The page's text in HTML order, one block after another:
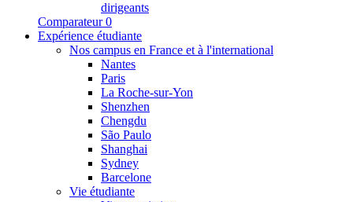
dirigeants
Comparateur 0
Expérience étudiante
Nos campus en France et à l'international
Nantes
Paris
La Roche-sur-Yon
Shenzhen
Chengdu
São Paulo
Shanghai
Sydney
Barcelone
Vie étudiante